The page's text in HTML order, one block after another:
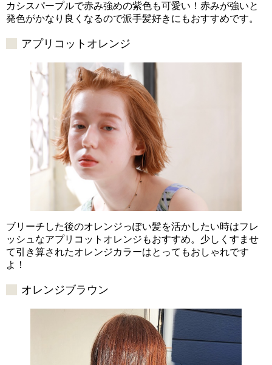
カシスパープルで赤み強めの紫色も可愛い！赤みが強いと
発色がかなり良くなるので派手髪好きにもおすすめです。
アプリコットオレンジ
ブリーチした後のオレンジっぽい髪を活かしたい時はフレ
ッシュなアプリコットオレンジもおすすめ。少しくすませ
て引き算されたオレンジカラーはとってもおしゃれです
よ！
オレンジブラウン